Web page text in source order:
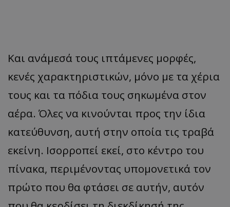
Και ανάμεσά τους ιπτάμενες μορφές,
κενές χαρακτηριστικών, μόνο με τα χέρια
τους και τα πόδια τους σηκωμένα στον
αέρα. Όλες να κινούνται προς την ίδια
κατεύθυνση, αυτή στην οποία τις τραβά
εκείνη. Ισορροπεί εκεί, στο κέντρο του
πίνακα, περιμένοντας υπομονετικά τον
πρώτο που θα φτάσει σε αυτήν, αυτόν